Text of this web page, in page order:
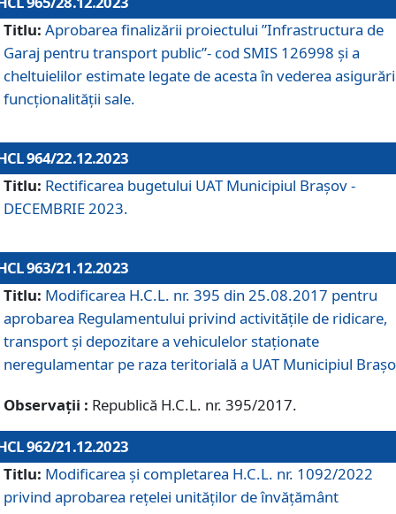
Titlu: Aprobarea finalizării proiectului ”Infrastructura de
Garaj pentru transport public”- cod SMIS 126998 și a
cheltuielilor estimate legate de acesta în vederea
funcționalității sale.
964/22.12.2023
Titlu: Rectificarea bugetului UAT Municipiul Braşov -
DECEMBRIE 2023.
963/21.12.2023
Titlu: Modificarea H.C.L. nr. 395 din 25.08.2017 pentru
aprobarea Regulamentului privind activitățile de ridicare,
transport şi depozitare a vehiculelor staționate
neregulamentar pe raza teritorială a UAT Municipiul
Observații : Republică H.C.L. nr. 395/2017.
962/21.12.2023
Titlu: Modificarea și completarea H.C.L. nr. 1092/2022
privind aprobarea rețelei unităților de învăţământ